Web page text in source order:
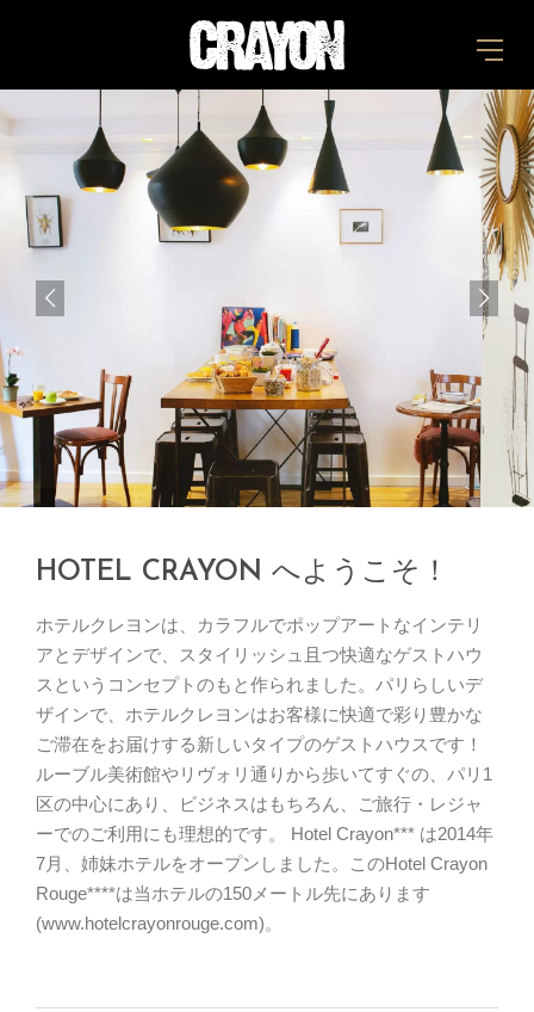
HOTEL CRAYON へようこそ！
ホテルクレヨンは、カラフルでポップアートなインテリ
アとデザインで、スタイリッシュ且つ快適なゲストハウ
スというコンセプトのもと作られました。パリらしいデ
ザインで、ホテルクレヨンはお客様に快適で彩り豊かな
ご滞在をお届けする新しいタイプのゲストハウスです！
ルーブル美術館やリヴォリ通りから歩いてすぐの、パリ1
区の中心にあり、ビジネスはもちろん、ご旅行・レジャ
ーでのご利用にも理想的です。 Hotel Crayon*** は2014年
7月、姉妹ホテルをオープンしました。このHotel Crayon
Rouge****は当ホテルの150メートル先にあります
(www.hotelcrayonrouge.com)。